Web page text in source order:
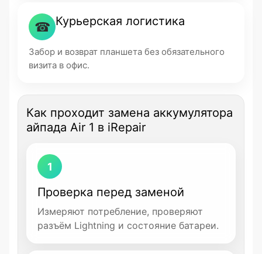
☎ Курьерская логистика
Забор и возврат планшета без обязательного
визита в офис.
Как проходит замена аккумулятора
айпада Air 1 в iRepair
1
Проверка перед заменой
Измеряют потребление, проверяют
разъём Lightning и состояние батареи.